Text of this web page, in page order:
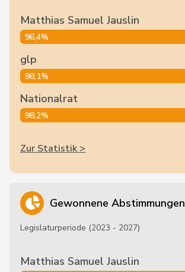
Matthias Samuel Jauslin
96,4%
glp
98,1%
Nationalrat
98,2%
Zur Statistik >
Gewonnene Abstimmungen
Legislaturperiode (2023 - 2027)
Matthias Samuel Jauslin